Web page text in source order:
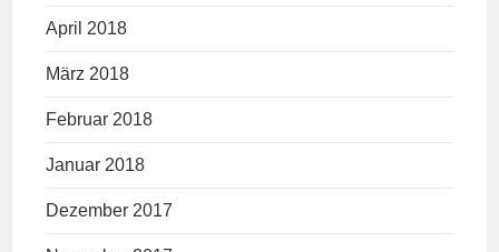
April 2018
März 2018
Februar 2018
Januar 2018
Dezember 2017